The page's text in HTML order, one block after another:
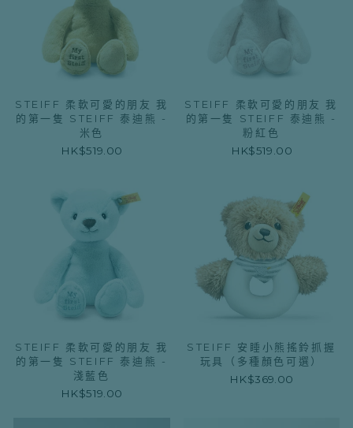
STEIFF 柔軟可愛的朋友 我
的第一隻 STEIFF 泰迪熊 -
米色
HK$519.00
STEIFF 柔軟可愛的朋友 我
的第一隻 STEIFF 泰迪熊 -
粉紅色
HK$519.00
STEIFF 柔軟可愛的朋友 我
的第一隻 STEIFF 泰迪熊 -
淺藍色
HK$519.00
STEIFF 安睡小熊搖鈴抓握
玩具（多種顏色可選）
HK$369.00